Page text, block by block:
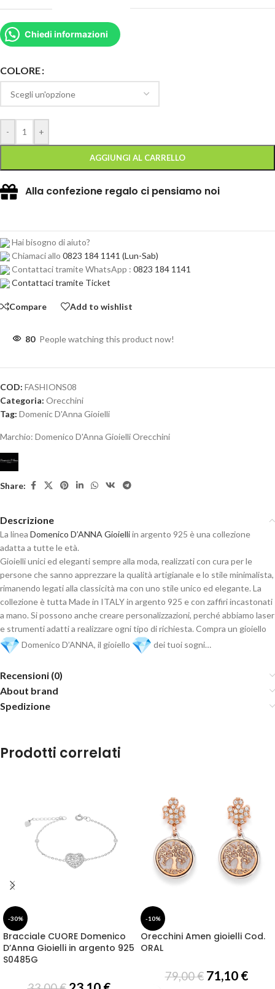
Chiedi informazioni
COLORE
- +
AGGIUNGI AL CARRELLO
Alla confezione regalo ci pensiamo noi
Hai bisogno di aiuto?
Chiamaci allo 0823 184 1141 (Lun-Sab)
Contattaci tramite WhatsApp : 0823 184 1141
Contattaci tramite Ticket
Compare Add to wishlist
80 People watching this product now!
COD: FASHIONS08
Categoria: Orecchini
Tag: Domenic D'Anna Gioielli
Marchio: Domenico D'Anna Gioielli Orecchini
Share:
Descrizione
La linea Domenico D’ANNA Gioielliin argento 925 è una collezione
adatta a tutte le età.
Gioielli unici ed eleganti sempre alla moda, realizzati con cura per le
persone che sanno apprezzare la qualità artigianale e lo stile minimalista,
rimanendo legati alla classicità ma con uno stile unico ed elegante. La
collezione è tutta Made in ITALY in argento 925 e con zaffiri incastonati
a mano. Si possono anche creare personalizzazioni, perché abbiamo laser
e strumenti adatti a realizzare ogni tipo di richiesta. Compra un gioiello
Domenico D’ANNA, il gioiello
dei tuoi sogni…
Recensioni (0)
About brand
Spedizione
Prodotti correlati
-30%
Bracciale CUORE Domenico
D’Anna Gioielli in argento 925
S0485G
-10%
Orecchini Amen gioielli Cod.
ORAL
79,00€ 71,10 €